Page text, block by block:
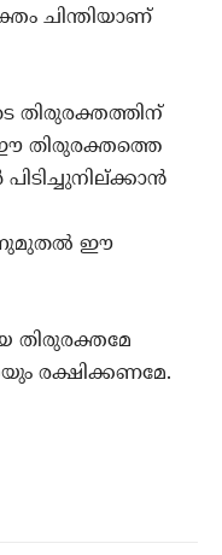
ചിന്തിയാണ്
തിരുരക്തത്തെ
ഈ
തിരുരക്തമേ
രക്ഷിക്കണമേ.